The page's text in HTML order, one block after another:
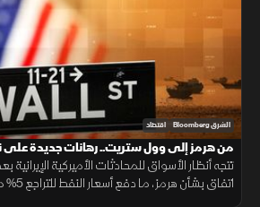
الشرق Bloomberg اقتصاد
من هرمز إلى وول ستريت.. رهانات جديدة على
تتجه أنظار الأسواق للمحادثات الأميركية الإيرانية
اتفاق